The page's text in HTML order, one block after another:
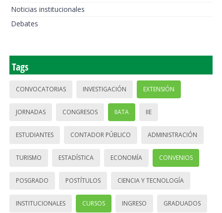
Noticias institucionales
Debates
Tags
CONVOCATORIAS INVESTIGACIÓN EXTENSIÓN
JORNADAS CONGRESOS IIATA IIE
ESTUDIANTES CONTADOR PÚBLICO ADMINISTRACIÓN
TURISMO ESTADÍSTICA ECONOMÍA CONVENIOS
POSGRADO POSTÍTULOS CIENCIA Y TECNOLOGÍA
INSTITUCIONALES CURSOS INGRESO GRADUADOS